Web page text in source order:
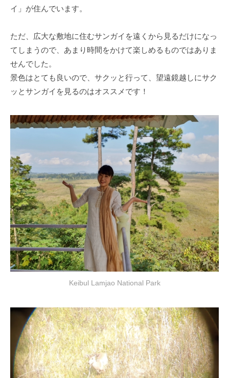
イ」が住んでいます。
ただ、広大な敷地に住むサンガイを遠くから見るだけになっ
てしまうので、あまり時間をかけて楽しめるものではありま
せんでした。
景色はとても良いので、サクッと行って、望遠鏡越しにサク
ッとサンガイを見るのはオススメです！
Keibul Lamjao National Park